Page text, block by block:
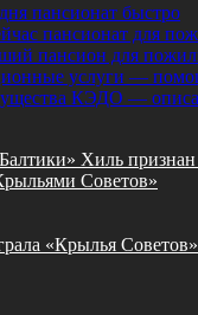
пансионат быстро
пансионат для
пансион для
услуги —
КЭДО —
Хиль
Советов»
«Крылья